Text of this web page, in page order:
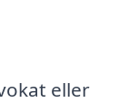
eller